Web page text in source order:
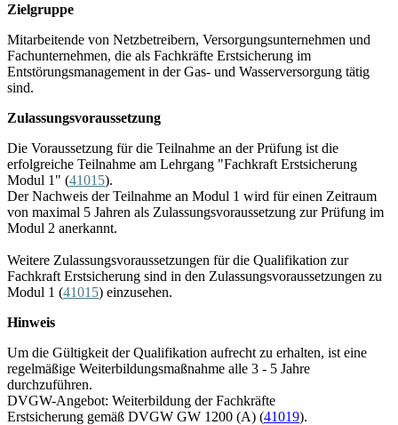
Zielgruppe
Mitarbeitende von Netzbetreibern, Versorgungsunternehmen und
Fachunternehmen, die als Fachkräfte Erstsicherung im
Entstörungsmanagement in der Gas- und Wasserversorgung tätig
sind.
Zulassungsvoraussetzung
Die Voraussetzung für die Teilnahme an der Prüfung ist die
erfolgreiche Teilnahme am Lehrgang "Fachkraft Erstsicherung
Modul 1" (41015).
Der Nachweis der Teilnahme an Modul 1 wird für einen Zeitraum
von maximal 5 Jahren als Zulassungsvoraussetzung zur Prüfung im
Modul 2 anerkannt.
Weitere Zulassungsvoraussetzungen für die Qualifikation zur
Fachkraft Erstsicherung sind in den Zulassungsvoraussetzungen zu
Modul 1 (41015) einzusehen.
Hinweis
Um die Gültigkeit der Qualifikation aufrecht zu erhalten, ist eine
regelmäßige Weiterbildungsmaßnahme alle 3 - 5 Jahre
durchzuführen.
DVGW-Angebot: Weiterbildung der Fachkräfte
Erstsicherung gemäß DVGW GW 1200 (A) (41019).